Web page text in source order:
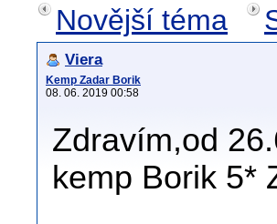
Novější téma
Viera
Kemp Zadar Borik
08. 06. 2019 00:58
Zdravím,od
kemp Borik 5*